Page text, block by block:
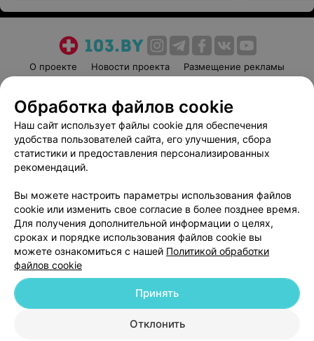
О проекте Новости проекта
Размещение рекламы
Пользовательское соглашение
Способы оплаты
Вакансии
Партнеры
Написать руководителю 103.by
Обработка персональных данных
© 2026 ООО «Артокс Лаб», УНП 191700409
| 220012, Республика Беларусь,
Обработка файлов cookie
Наш сайт использует файлы cookie для обеспечения
удобства пользователей сайта, его улучшения, сбора
статистики и предоставления персонализированных
рекомендаций.
Вы можете настроить параметры использования файлов
cookie или изменить свое согласие в более позднее время.
Для получения дополнительной информации о целях,
сроках и порядке использования файлов cookie вы
можете ознакомиться с нашей Политикой обработки
файлов cookie
Отклонить
Принять